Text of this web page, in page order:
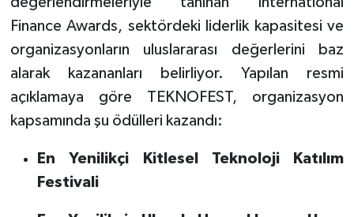
Finance Awards, sektördeki liderlik kapasitesi ve
organizasyonların uluslararası değerlerini baz
alarak kazananları belirliyor. Yapılan resmi
açıklamaya göre TEKNOFEST, organizasyon
kapsamında şu ödülleri kazandı:
En Yenilikçi Kitlesel Teknoloji Katılım
Festivali